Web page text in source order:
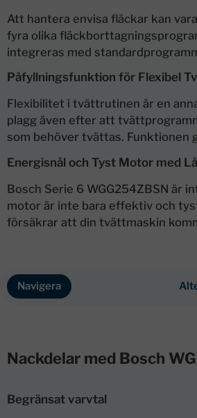
Att hantera envisa fläckar kan
fyra olika
integreras med
Påfyllningsfunktion för Flexibel
Flexibilitet i tvättrutinen är en
plagg även efter att
som behöver tvättas. Funktionen
Energisnål och Tyst Motor med
Bosch Serie 6 WGG254ZBSN är
motor är inte bara effektiv och
försäkrar att din tvättmaskin
Navigera
Nackdelar med Bosch
Begränsat varvtal